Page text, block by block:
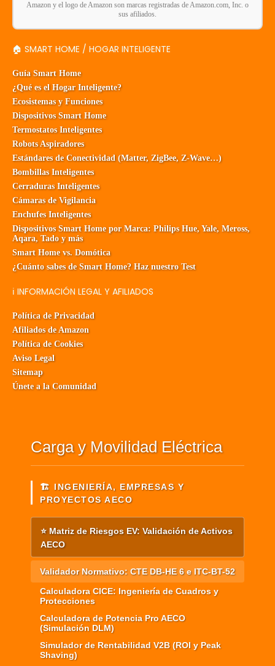
Amazon y el logo de Amazon son marcas registradas de Amazon.com, Inc. o
sus afiliados.
🏠 SMART HOME / HOGAR INTELIGENTE
Guía Smart Home
¿Qué es el Hogar Inteligente?
Ecosistemas y Funciones
Dispositivos Smart Home
Termostatos Inteligentes
Robots Aspiradores
Estándares de Conectividad (Matter, ZigBee, Z-Wave…)
Bombillas Inteligentes
Cerraduras Inteligentes
Cámaras de Vigilancia
Enchufes Inteligentes
Dispositivos Smart Home por Marca: Philips Hue, Yale, Meross,
Aqara, Tado y más
Smart Home vs. Domótica
¿Cuánto sabes de Smart Home? Haz nuestro Test
ℹ️ INFORMACIÓN LEGAL Y AFILIADOS
Política de Privacidad
Afiliados de Amazon
Política de Cookies
Aviso Legal
Sitemap
Únete a la Comunidad
Carga y Movilidad Eléctrica
🏗️ INGENIERÍA, EMPRESAS Y
PROYECTOS AECO
⭐ Matriz de Riesgos EV: Validación de Activos
AECO
Validador Normativo: CTE DB-HE 6 e ITC-BT-52
Calculadora CICE: Ingeniería de Cuadros y
Protecciones
Calculadora de Potencia Pro AECO
(Simulación DLM)
Simulador de Rentabilidad V2B (ROI y Peak
Shaving)